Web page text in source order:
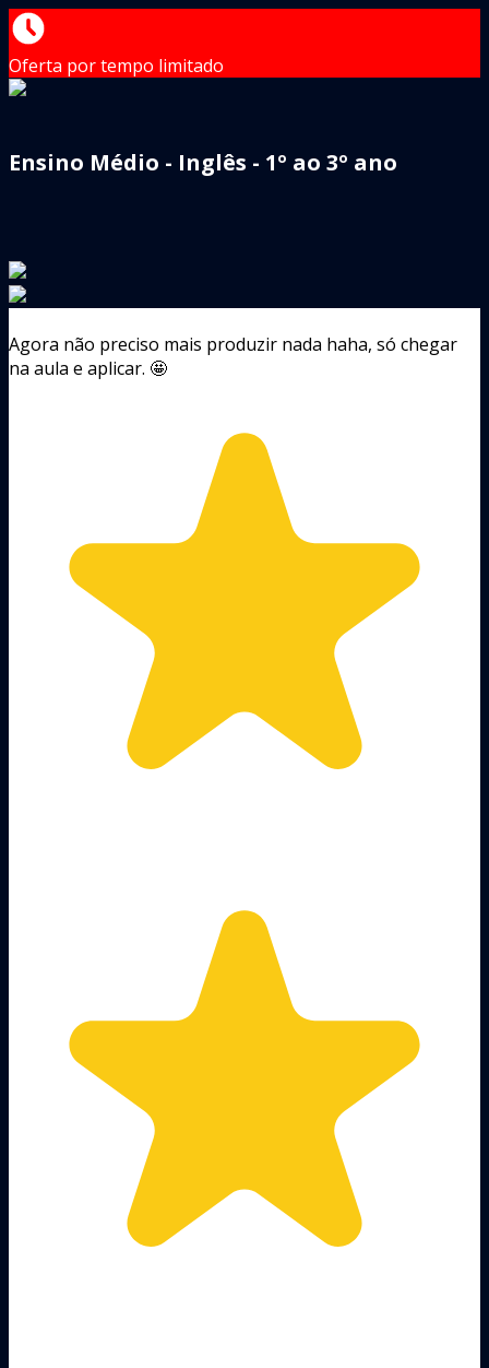
Oferta por tempo limitado
Ensino Médio - Inglês - 1º ao 3º ano
Agora não preciso mais produzir nada haha, só chegar
na aula e aplicar. 🤩